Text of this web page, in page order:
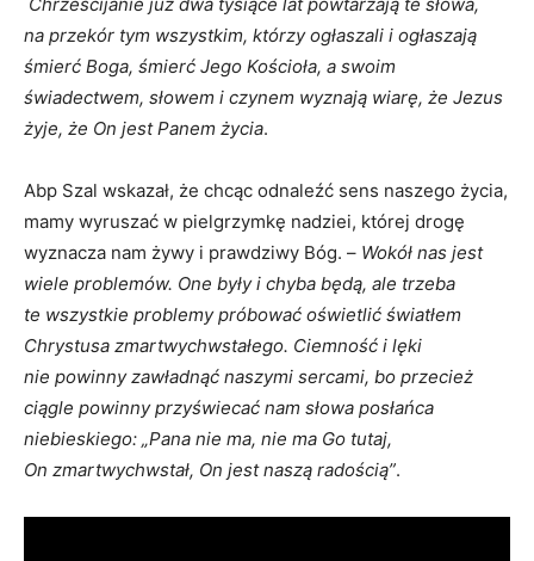
na przekór tym wszystkim, którzy ogłaszali i ogłaszają
śmierć Boga, śmierć Jego Kościoła, a swoim
świadectwem, słowem i czynem wyznają wiarę, że Jezus
żyje, że On jest Panem życia.
Abp Szal wskazał, że chcąc odnaleźć sens naszego życia,
mamy wyruszać w pielgrzymkę nadziei, której drogę
wyznacza nam żywy i prawdziwy Bóg. – Wokół nas jest
wiele problemów. One były i chyba będą, ale trzeba
te wszystkie problemy próbować oświetlić światłem
Chrystusa zmartwychwstałego. Ciemność i lęki
nie powinny zawładnąć naszymi sercami, bo przecież
ciągle powinny przyświecać nam słowa posłańca
niebieskiego: „Pana nie ma, nie ma Go tutaj,
On zmartwychwstał, On jest naszą radością”.